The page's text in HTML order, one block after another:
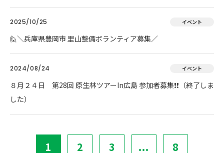
2025/10/25 イベント
🙋＼兵庫県豊岡市 里山整備ボランティア募集／
2024/08/24 イベント
８月２４日 第28回 原生林ツアーIn広島 参加者募集❗❗（終了しま
した）
1 2 3 ... 8